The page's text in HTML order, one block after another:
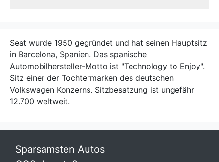
Seat wurde 1950 gegründet und hat seinen Hauptsitz
in Barcelona, Spanien. Das spanische
Automobilhersteller-Motto ist "Technology to Enjoy".
Sitz einer der Tochtermarken des deutschen
Volkswagen Konzerns. Sitzbesatzung ist ungefähr
12.700 weltweit.
Sparsamsten Autos